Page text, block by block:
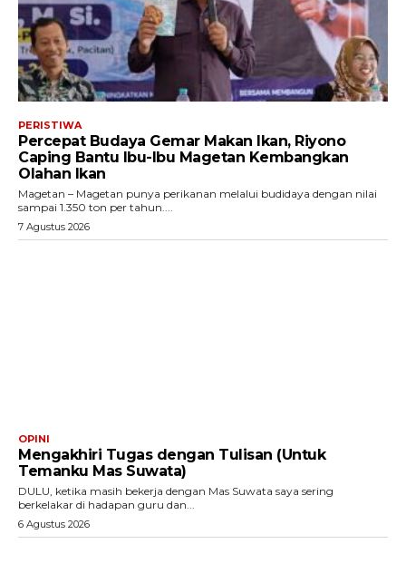
PERISTIWA
Percepat Budaya Gemar Makan Ikan, Riyono
Caping Bantu Ibu-Ibu Magetan Kembangkan
Olahan Ikan
Magetan – Magetan punya perikanan melalui budidaya dengan nilai
sampai 1.350 ton per tahun....
7 Agustus 2026
OPINI
Mengakhiri Tugas dengan Tulisan (Untuk
Temanku Mas Suwata)
DULU, ketika masih bekerja dengan Mas Suwata saya sering
berkelakar di hadapan guru dan...
6 Agustus 2026